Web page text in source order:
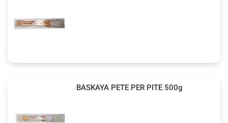
BASKAYA PETE PER PITE 500g